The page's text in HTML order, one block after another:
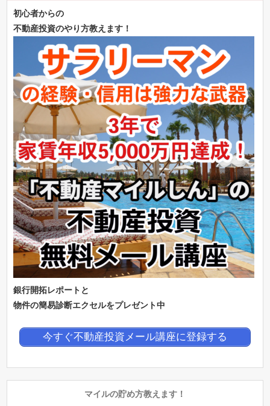
初心者からの
不動産投資のやり方教えます！
銀行開拓レポートと
物件の簡易診断エクセルをプレゼント中
今すぐ不動産投資メール講座に登録する
マイルの貯め方教えます！